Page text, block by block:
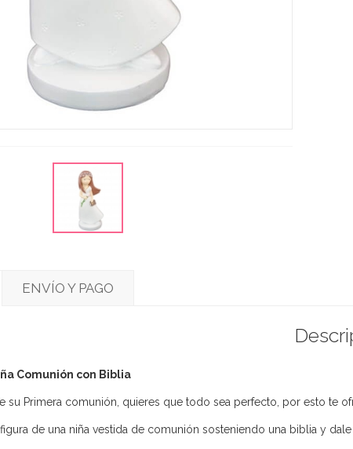
ENVÍO Y PAGO
Comunión con Biblia
su Primera comunión, quieres que todo sea perfecto, por esto te
de una niña vestida de comunión sosteniendo una biblia y